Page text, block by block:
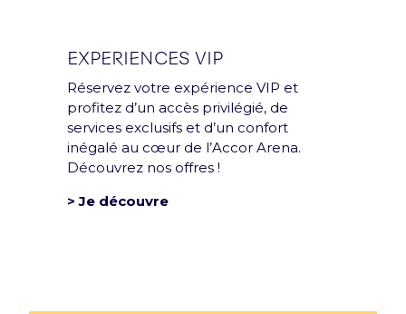
EXPERIENCES VIP
Réservez votre expérience VIP et
profitez d’un accès privilégié, de
services exclusifs et d’un confort
inégalé au cœur de l’Accor Arena.
Découvrez nos offres !
> Je découvre